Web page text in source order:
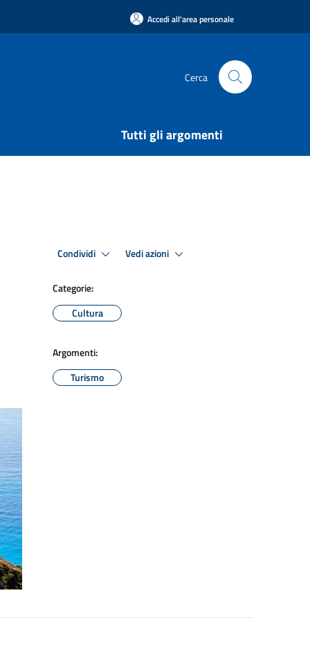
Accedi all'area personale
Cerca
Tutti gli argomenti
Condividi Vedi azioni
Categorie:
Cultura
Argomenti:
Turismo